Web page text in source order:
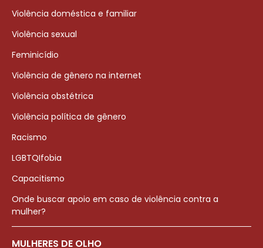
Violência doméstica e familiar
Violência sexual
Feminicídio
Violência de gênero na internet
Violência obstétrica
Violência política de gênero
Racismo
LGBTQIfobia
Capacitismo
Onde buscar apoio em caso de violência contra a
mulher?
MULHERES DE OLHO